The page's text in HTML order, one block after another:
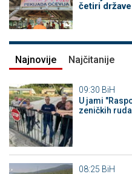
četiri
Najnovije Najčitanije
09:30 BiH
U jami
zeničkih
08:25 BiH